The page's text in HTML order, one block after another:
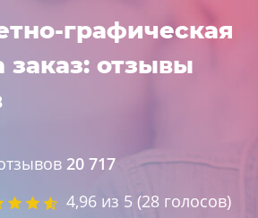
графическая
заказ: отзывы
20 717
4,96 из 5 (28 голосов)